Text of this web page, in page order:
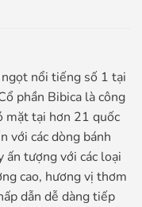
nổi tiếng số 1 tại
phần Bibica là công
mặt tại hơn 21 quốc
với các dòng bánh
ấn tượng với các loại
cao, hương vị thơm
dẫn dễ dàng tiếp